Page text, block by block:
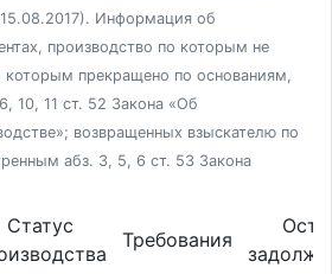
Информация об
производство по которым не
которым прекращено по основаниям,
10, 11 ст. 52 Закона «Об
возвращенных взыскателю по
абз. 3, 5, 6 ст. 53 Закона
Статус
Требования